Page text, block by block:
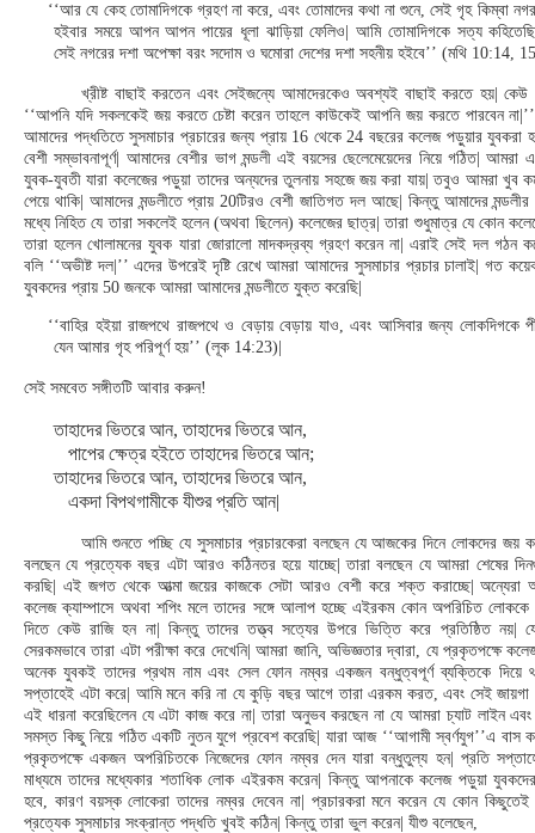
‘‘আর যে কেহ তোমাদিগকে গ্রহণ না করে, এবং তোমাদের কথা না শুনে, সেই গৃহ কিম্বা
হইবার সময়ে আপন আপন পায়ের ধূলা ঝাড়িয়া ফেলিও| আমি তোমাদিগকে সত্য কহিতেছি,
সেই নগরের দশা অপেক্ষা বরং সদোম ও ঘমোরা দেশের দশা সহনীয় হইবে’’ (মথি 10:14,
খ্রীষ্ট বাছাই করতেন এবং সেইজন্যে আমাদেরকেও অবশ্যই বাছাই করতে হয়|
‘‘আপনি যদি সকলকেই জয় করতে চেষ্টা করেন তাহলে কাউকেই আপনি জয় করতে পারবেন
আমাদের পদ্ধতিতে সুসমাচার প্রচারের জন্য প্রায় 16 থেকে 24 বছরের কলেজ পড়ুয়ার যুবকরা
বেশী সম্ভাবনাপূর্ণ| আমাদের বেশীর ভাগ মন্ডলী এই বয়সের ছেলেমেয়েদের নিয়ে গঠিত| আমরা
যুবক-যুবতী যারা কলেজের পড়ুয়া তাদের অন্যদের তুলনায় সহজে জয় করা যায়| তবুও আমরা খুব
পেয়ে থাকি| আমাদের মন্ডলীতে প্রায় 20টিরও বেশী জাতিগত দল আছে| কিন্তু আমাদের
মধ্যে নিহিত যে তারা সকলেই হলেন (অথবা ছিলেন) কলেজের ছাত্র| তারা শুধুমাত্র যে কোন
তারা হলেন খোলামনের যুবক যারা জোরালো মাদকদ্রব্য গ্রহণ করেন না| এরাই সেই দল গঠন
বলি ‘‘অভীষ্ট দল|’’ এদের উপরেই দৃষ্টি রেখে আমরা আমাদের সুসমাচার প্রচার চালাই| গত
যুবকদের প্রায় 50 জনকে আমরা আমাদের মন্ডলীতে যুক্ত করেছি|
‘‘বাহির হইয়া রাজপথে রাজপথে ও বেড়ায় বেড়ায় যাও, এবং আসিবার জন্য লোকদিগকে
যেন আমার গৃহ পরিপূর্ণ হয়’’ (লূক 14:23)|
সেই সমবেত সঙ্গীতটি আবার করুন!
তাহাদের ভিতরে আন, তাহাদের ভিতরে আন,
পাপের ক্ষেত্র হইতে তাহাদের ভিতরে আন;
তাহাদের ভিতরে আন, তাহাদের ভিতরে আন,
একদা বিপথগামীকে যীশুর প্রতি আন|
আমি শুনতে পচ্ছি যে সুসমাচার প্রচারকেরা বলছেন যে আজকের দিনে লোকদের জয়
বলছেন যে প্রত্যেক বছর এটা আরও কঠিনতর হয়ে যাচ্ছে| তারা বলছেন যে আমরা শেষের
করছি| এই জগত থেকে আত্মা জয়ের কাজকে সেটা আরও বেশী করে শক্ত করাচ্ছে| অন্যেরা
কলেজ ক্যাম্পাসে অথবা শপিং মলে তাদের সঙ্গে আলাপ হচ্ছে এইরকম কোন অপরিচিত
দিতে কেউ রাজি হন না| কিন্তু তাদের তত্ত্ব সত্যের উপরে ভিত্তি করে প্রতিষ্ঠিত নয়|
সেরকমভাবে তারা এটা পরীক্ষা করে দেখেনি| আমরা জানি, অভিজ্ঞতার দ্বারা, যে প্রকৃতপক্ষে
অনেক যুবকই তাদের প্রথম নাম এবং সেল ফোন নম্বর একজন বন্ধুত্বপূর্ণ ব্যক্তিকে দিয়ে
সপ্তাহেই এটা করে| আমি মনে করি না যে কুড়ি বছর আগে তারা এরকম করত, এবং সেই জায়গা
এই ধারনা করেছিলেন যে এটা কাজ করে না| তারা অনুভব করছেন না যে আমরা চ্যাট লাইন
সমস্ত কিছু নিয়ে গঠিত একটি নুতন যুগে প্রবেশ করেছি| যারা আজ ‘‘আগামী স্বর্ণযুগ’’এ বাস
প্রকৃতপক্ষে একজন অপরিচিতকে নিজেদের ফোন নম্বর দেন যারা বন্ধুতুল্য হন| প্রতি
মাধ্যমে তাদের মধ্যেকার শতাধিক লোক এইরকম করেন| কিন্তু আপনাকে কলেজ পড়ুয়া
হবে, কারণ বয়স্ক লোকেরা তাদের নম্বর দেবেন না| প্রচারকরা মনে করেন যে কোন
প্রত্যেক সুসমাচার সংক্রান্ত পদ্ধতি খুবই কঠিন| কিন্তু তারা ভুল করেন| যীশু বলেছেন,